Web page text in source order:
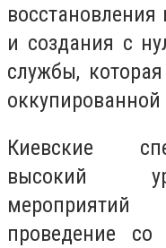
и создания с
службы,
оккупированной
Киевские
высокий
проведение со